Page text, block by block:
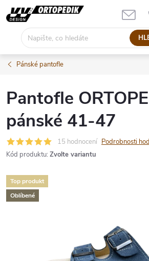
Přejít
na
Pánské pantofle
Pantofle
pánské 41-47
15 hodnocení Podrobnosti
Kód produktu: Zvolte variantu
Top produkt
Oblíbené